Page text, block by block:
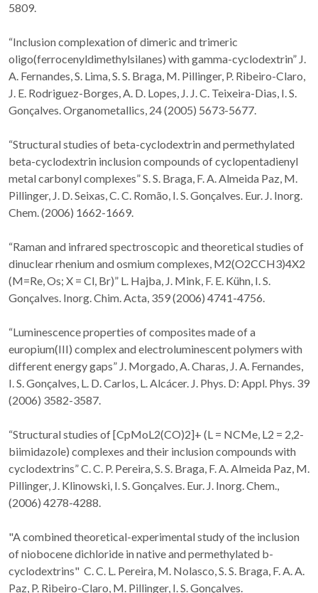
5809.
“Inclusion complexation of dimeric and trimeric
oligo(ferrocenyldimethylsilanes) with gamma-cyclodextrin” J.
A. Fernandes, S. Lima, S. S. Braga, M. Pillinger, P. Ribeiro-Claro,
J. E. Rodriguez-Borges, A. D. Lopes, J. J. C. Teixeira-Dias, I. S.
Gonçalves. Organometallics, 24 (2005) 5673-5677.
“Structural studies of beta-cyclodextrin and permethylated
beta-cyclodextrin inclusion compounds of cyclopentadienyl
metal carbonyl complexes” S. S. Braga, F. A. Almeida Paz, M.
Pillinger, J. D. Seixas, C. C. Romão, I. S. Gonçalves. Eur. J. Inorg.
Chem. (2006) 1662-1669.
“Raman and infrared spectroscopic and theoretical studies of
dinuclear rhenium and osmium complexes, M2(O2CCH3)4X2
(M=Re, Os; X = Cl, Br)” L. Hajba, J. Mink, F. E. Kühn, I. S.
Gonçalves. Inorg. Chim. Acta, 359 (2006) 4741-4756.
“Luminescence properties of composites made of a
europium(III) complex and electroluminescent polymers with
different energy gaps” J. Morgado, A. Charas, J. A. Fernandes,
I. S. Gonçalves, L. D. Carlos, L. Alcácer. J. Phys. D: Appl. Phys. 39
(2006) 3582-3587.
“Structural studies of [CpMoL2(CO)2]+ (L = NCMe, L2 = 2,2-
biimidazole) complexes and their inclusion compounds with
cyclodextrins” C. C. P. Pereira, S. S. Braga, F. A. Almeida Paz, M.
Pillinger, J. Klinowski, I. S. Gonçalves. Eur. J. Inorg. Chem.,
(2006) 4278-4288.
"A combined theoretical-experimental study of the inclusion
of niobocene dichloride in native and permethylated b-
cyclodextrins" C. C. L. Pereira, M. Nolasco, S. S. Braga, F. A. A.
Paz, P. Ribeiro-Claro, M. Pillinger, I. S. Gonçalves.